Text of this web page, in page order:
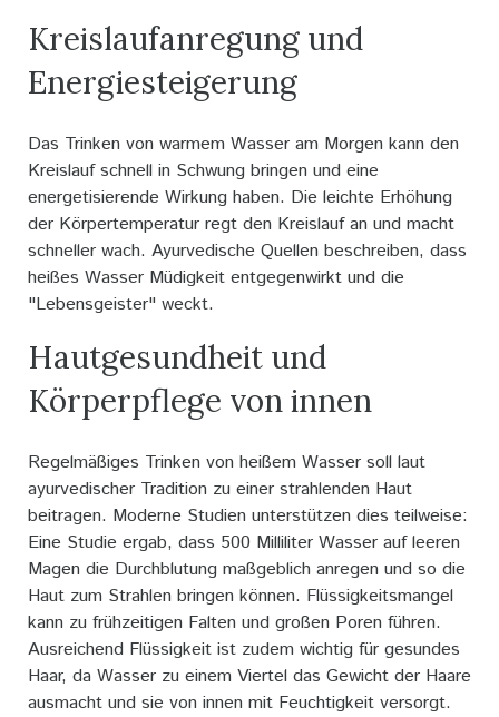
Kreislaufanregung und
Energiesteigerung
Das Trinken von warmem Wasser am Morgen kann den
Kreislauf schnell in Schwung bringen und eine
energetisierende Wirkung haben. Die leichte Erhöhung
der Körpertemperatur regt den Kreislauf an und macht
schneller wach. Ayurvedische Quellen beschreiben, dass
heißes Wasser Müdigkeit entgegenwirkt und die
"Lebensgeister" weckt.
Hautgesundheit und
Körperpflege von innen
Regelmäßiges Trinken von heißem Wasser soll laut
ayurvedischer Tradition zu einer strahlenden Haut
beitragen. Moderne Studien unterstützen dies teilweise:
Eine Studie ergab, dass 500 Milliliter Wasser auf leeren
Magen die Durchblutung maßgeblich anregen und so die
Haut zum Strahlen bringen können. Flüssigkeitsmangel
kann zu frühzeitigen Falten und großen Poren führen.
Ausreichend Flüssigkeit ist zudem wichtig für gesundes
Haar, da Wasser zu einem Viertel das Gewicht der Haare
ausmacht und sie von innen mit Feuchtigkeit versorgt.